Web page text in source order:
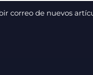
correo de nuevos